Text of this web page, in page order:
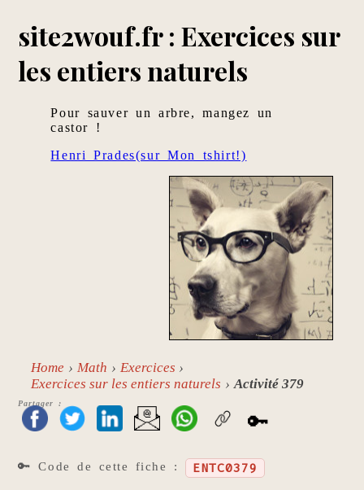
site2wouf.fr : Exercices sur
les entiers naturels
Pour sauver un arbre, mangez un
castor !
Henri Prades(sur Mon tshirt!)
Home Math
Exercices
Exercices sur les entiers naturels
Activité 379
Partager :
🔑
🔑 Code de cette fiche : ENTC0379